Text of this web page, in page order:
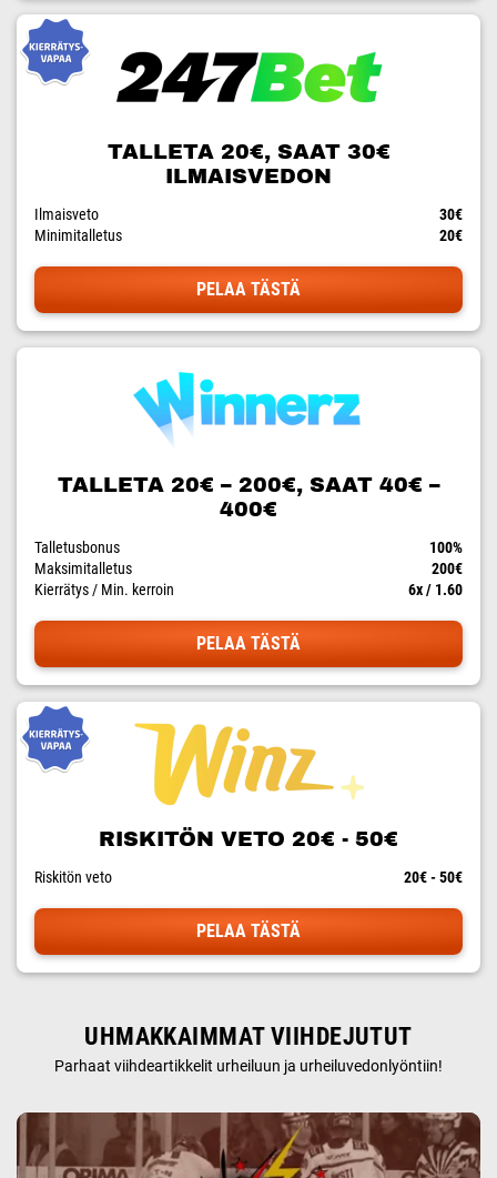
TALLETA 20€, SAAT 30€
ILMAISVEDON
Ilmaisveto
30€
Minimitalletus
20€
PELAA TÄSTÄ
TALLETA 20€ – 200€, SAAT 40€ –
400€
Talletusbonus
100%
Maksimitalletus
200€
Kierrätys / Min. kerroin
6x / 1.60
PELAA TÄSTÄ
RISKITÖN VETO 20€ - 50€
Riskitön veto 20€ - 50€
PELAA TÄSTÄ
UHMAKKAIMMAT VIIHDEJUTUT
Parhaat viihdeartikkelit urheiluun ja urheiluvedonlyöntiin!